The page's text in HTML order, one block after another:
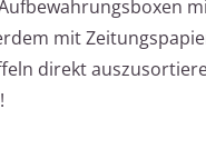
mit
direkt